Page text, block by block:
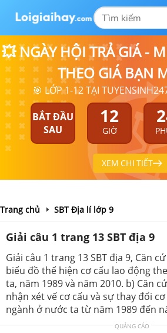
💥 NGÀY HỘI TRẢ GIÁ -
THEO GIÁ BẠN
🎯 LỚP 1-12 TẠI
BẮT ĐẦU
SAU
12
GIỜ
XEM CHI TIẾT
Trang chủ SBT Địa lí lớp 9
Giải câu 1 trang 13 SBT địa 9
Giải câu 1 trang 13 SBT địa 9, Căn
biểu đồ thể hiện cơ cấu lao động
ta, năm 1989 và năm 2010. b) Căn
nhận xét vế cơ cấu và sự thay đổi
ngành ở nước ta từ năm 1989 đến
QUẢNG CÁO